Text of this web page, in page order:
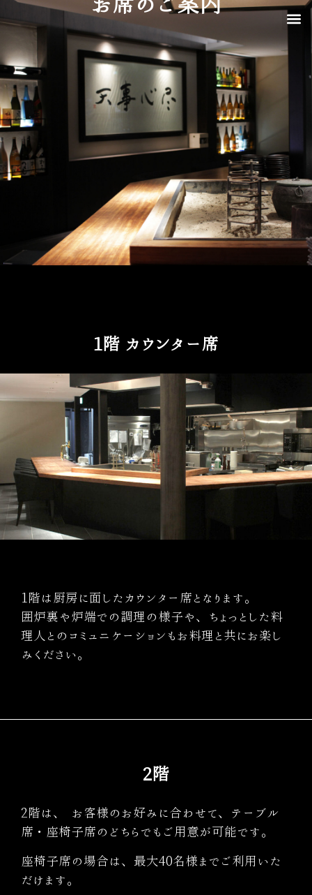
1階 カウンター席
1階は厨房に面したカウンター席となります。
囲炉裏や炉端での調理の様子や、ちょっとした料
理人とのコミュニケーションもお料理と共にお楽し
みください。
2階
2階は、 お客様のお好みに合わせて、テーブル
席・座椅子席のどちらでもご用意が可能です。
座椅子席の場合は、最大40名様までご利用いた
だけます。